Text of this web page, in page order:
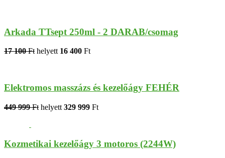
Arkada TTsept 250ml - 2 DARAB/csomag
17 100 Fthelyett 16 400 Ft
Elektromos masszázs és kezelőágy FEHÉR
449 999 Ft helyett 329 999 Ft
Kozmetikai kezelőágy 3 motoros (2244W)